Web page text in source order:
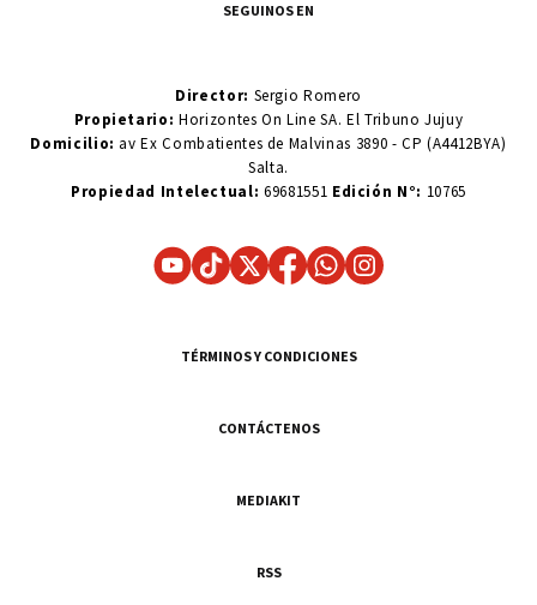
SEGUINOS EN
Director: Sergio Romero
Propietario:Horizontes On Line SA. El Tribuno Jujuy
Domicilio: av Ex Combatientes de Malvinas 3890 - CP (A4412BYA)
Salta.
Propiedad Intelectual: 69681551 Edición N°: 10765
TÉRMINOS Y CONDICIONES
CONTÁCTENOS
MEDIAKIT
RSS